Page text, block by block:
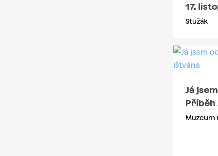
17.
Stužák
Já
Příběh
Muzeum